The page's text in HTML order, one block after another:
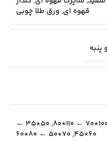
قهوه ای, ورق طلا چوبی
پنبه
100*70 ←
,
50*35 ←
60*45
,
70*50 ← 80*60